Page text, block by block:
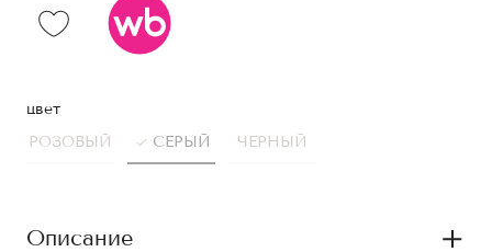
цвет
РОЗОВЫЙ
СЕРЫЙ ЧЕРНЫЙ
Описание